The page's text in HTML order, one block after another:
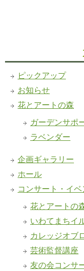
ピックアップ
お知らせ
花とアートの森
ガーデンサポ
ラベンダー
企画ギャラリー
ホール
コンサート・イベ
花とアートの
いわてまちイ
カレッジオブ
芸術監督講座
友の会コンサ